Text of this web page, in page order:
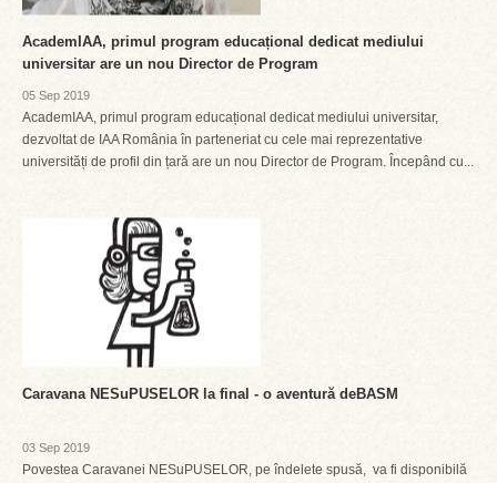
AcademIAA, primul program educațional dedicat mediului
universitar are un nou Director de Program
05 Sep 2019
AcademIAA, primul program educațional dedicat mediului universitar,
dezvoltat de IAA România în parteneriat cu cele mai reprezentative
universități de profil din țară are un nou Director de Program. Începând cu...
Caravana NESuPUSELOR la final - o aventură deBASM
03 Sep 2019
Povestea Caravanei NESuPUSELOR, pe îndelete spusă, va fi disponibilă